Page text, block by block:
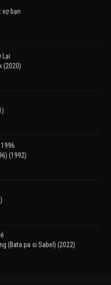
vợ bạn
Lại
(2020)
(1992)
(Bata pa si Sabel) (2022)